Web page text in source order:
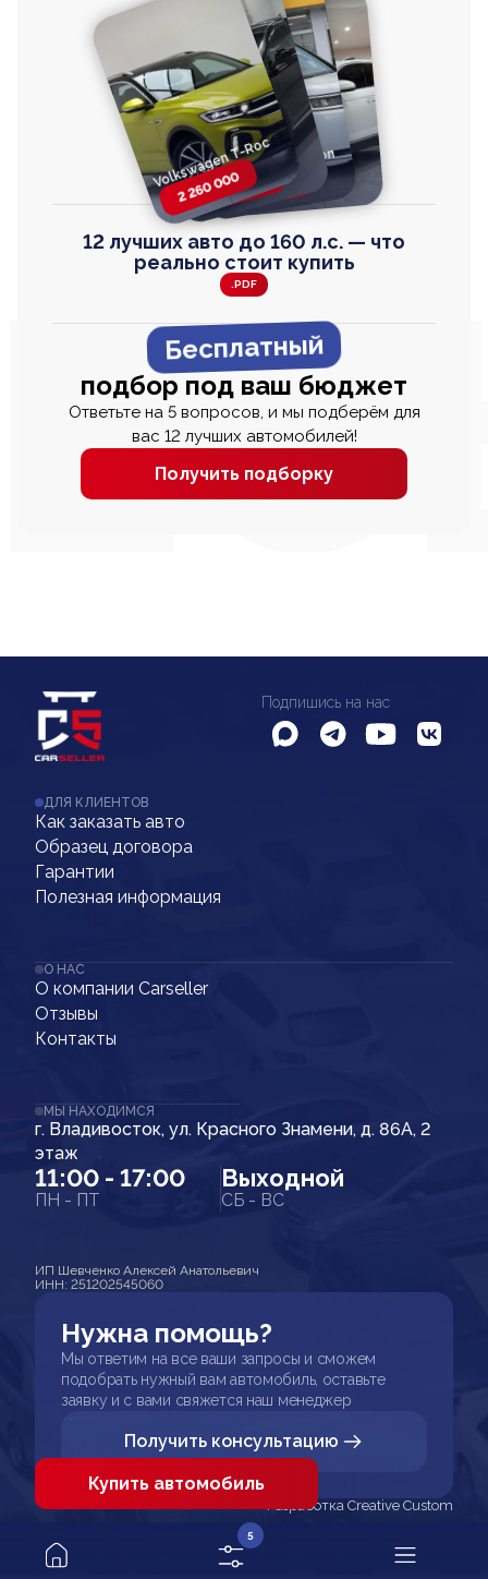
Volkswagen T-Roc
2 260 000
Toyota Harrier
2 820 000
Honda Step Wagon
2 820 000
Volkswagen
TAYRON
2 670 000
12 лучших авто до 160 л.с. — что
реально стоит купить
.PDF
Бесплатный
подбор под ваш бюджет
Ответьте на 5 вопросов, и мы подберём для
вас 12 лучших автомобилей!
Получить подборку
Подпишись на нас
ДЛЯ КЛИЕНТОВ
Как заказать авто
Образец договора
Гарантии
Полезная информация
О НАС
О компании Carseller
Отзывы
Контакты
МЫ НАХОДИМСЯ
г. Владивосток, ул. Красного Знамени, д. 86А, 2
этаж
11:00 - 17:00
ПН - ПТ
Выходной
СБ - ВС
ИП Шевченко Алексей Анатольевич
ИНН: 251202545060
Нужна помощь?
Мы ответим на все ваши запросы и сможем
подобрать нужный вам автомобиль, оставьте
заявку и с вами свяжется наш менеджер
Получить консультацию
Разработка Creative Custom
5
Купить автомобиль